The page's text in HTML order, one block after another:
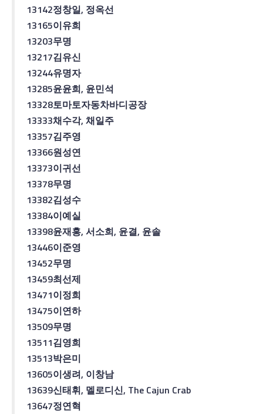
13142정창일, 정옥선
13165이유희
13203무명
13217김유신
13244유명자
13285윤윤희, 윤민석
13328토마토자동차바디공장
13333채수각, 채일주
13357김주영
13366원성연
13373이귀선
13378무명
13382김성수
13384이예실
13398윤재홍, 서소희, 윤결, 윤솔
13446이준영
13452무명
13459최선제
13471이정희
13475이연하
13509무명
13511김영희
13513박은미
13605이생려, 이창남
13639신태휘, 멜로디신, The Cajun Crab
13647정연혁